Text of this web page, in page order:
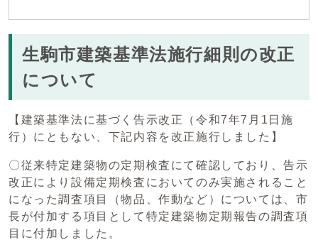
生駒市建築基準法施行細則の改正
について
【建築基準法に基づく告示改正（令和7年7月1日施
行）にともない、下記内容を改正施行しました】
〇従来特定建築物の定期検査にて確認しており、告示
改正により設備定期検査においてのみ実施されること
になった調査項目（物品、作動など）については、市
長が付加する項目として特定建築物定期報告の調査項
目に付加しました。